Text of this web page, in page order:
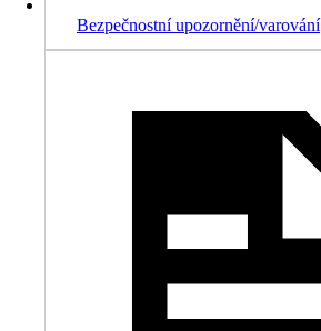
Bezpečnostní upozornění/varování